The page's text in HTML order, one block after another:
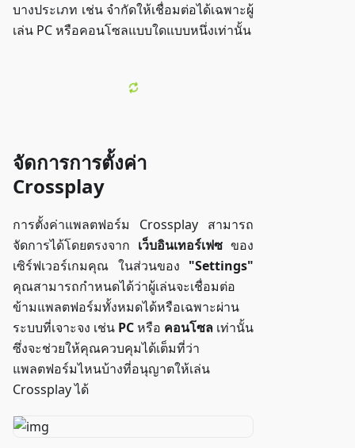
บางประเภท เช่น จำกัดให้เชื่อมต่อได้เฉพาะผู้
เล่น PC หรือคอนโซลแบบใดแบบหนึ่งเท่านั้น
จัดการการตั้งค่า
Crossplay
การตั้งค่าแพลตฟอร์ม Crossplay สามารถ
จัดการได้โดยตรงจาก เว็บอินเทอร์เฟซ ของ
เซิร์ฟเวอร์เกมคุณ ในส่วนของ "Settings"
คุณสามารถกำหนดได้ว่าผู้เล่นจะเชื่อมต่อ
ข้ามแพลตฟอร์มทั้งหมดได้หรือเฉพาะผ่าน
ระบบที่เจาะจง เช่น PCหรือ คอนโซล เท่านั้น
ซึ่งจะช่วยให้คุณควบคุมได้เต็มที่ว่า
แพลตฟอร์มไหนบ้างที่อนุญาตให้เล่น
Crossplay ได้